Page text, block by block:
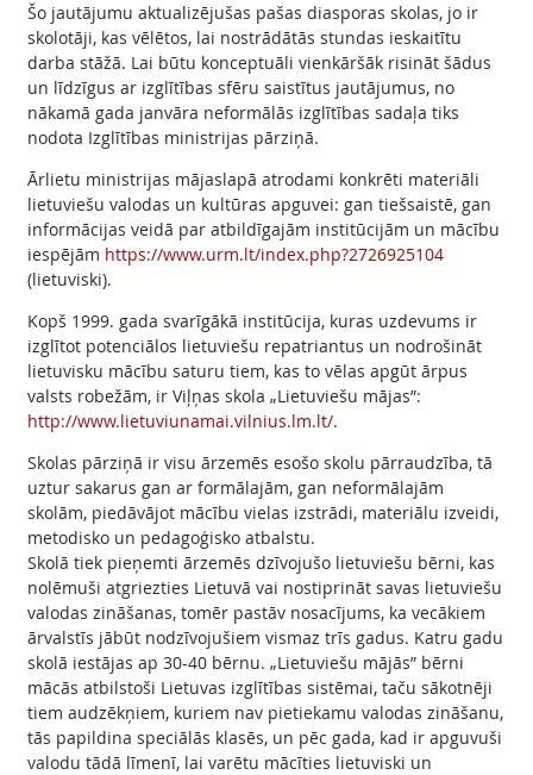
Šo jautājumu aktualizējušas pašas diasporas skolas, jo ir
skolotāji, kas vēlētos, lai nostrādātās stundas ieskaitītu
darba stāžā. Lai būtu konceptuāli vienkāršāk risināt šādus
un līdzīgus ar izglītības sfēru saistītus jautājumus, no
nākamā gada janvāra neformālās izglītības sadaļa tiks
nodota Izglītības ministrijas pārziņā.
Ārlietu ministrijas mājaslapā atrodami konkrēti materiāli
lietuviešu valodas un kultūras apguvei: gan tiešsaistē, gan
informācijas veidā par atbildīgajām institūcijām un mācību
iespējām https://www.urm.lt/index.php?2726925104
(lietuviski).
Kopš 1999. gada svarīgākā institūcija, kuras uzdevums ir
izglītot potenciālos lietuviešu repatriantus un nodrošināt
lietuvisku mācību saturu tiem, kas to vēlas apgūt ārpus
valsts robežām, ir Viļņas skola „Lietuviešu mājas”:
http://www.lietuviunamai.vilnius.lm.lt/.
Skolas pārziņā ir visu ārzemēs esošo skolu pārraudzība, tā
uztur sakarus gan ar formālajām, gan neformālajām
skolām, piedāvājot mācību vielas izstrādi, materiālu izveidi,
metodisko un pedagoģisko atbalstu.
Skolā tiek pieņemti ārzemēs dzīvojušo lietuviešu bērni, kas
nolēmuši atgriezties Lietuvā vai nostiprināt savas lietuviešu
valodas zināšanas, tomēr pastāv nosacījums, ka vecākiem
ārvalstīs jābūt nodzīvojušiem vismaz trīs gadus. Katru gadu
skolā iestājas ap 30-40 bērnu. „Lietuviešu mājās” bērni
mācās atbilstoši Lietuvas izglītības sistēmai, taču sākotnēji
tiem audzēkņiem, kuriem nav pietiekamu valodas zināšanu,
tās papildina speciālās klasēs, un pēc gada, kad ir apguvuši
valodu tādā līmenī, lai varētu mācīties lietuviski un